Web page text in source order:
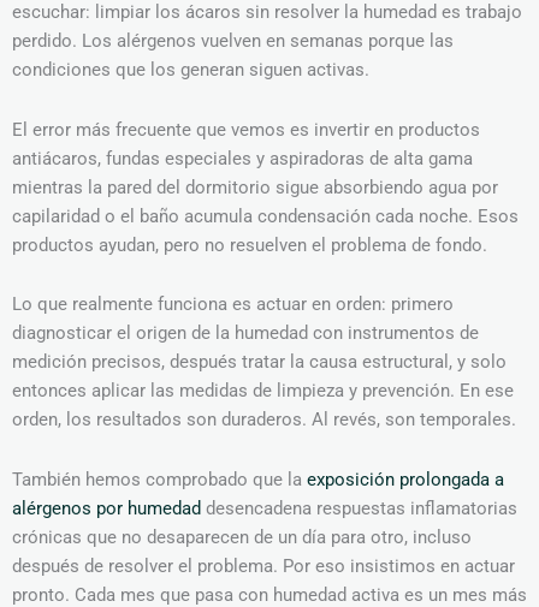
escuchar: limpiar los ácaros sin resolver la humedad es trabajo
perdido. Los alérgenos vuelven en semanas porque las
condiciones que los generan siguen activas.
El error más frecuente que vemos es invertir en productos
antiácaros, fundas especiales y aspiradoras de alta gama
mientras la pared del dormitorio sigue absorbiendo agua por
capilaridad o el baño acumula condensación cada noche. Esos
productos ayudan, pero no resuelven el problema de fondo.
Lo que realmente funciona es actuar en orden: primero
diagnosticar el origen de la humedad con instrumentos de
medición precisos, después tratar la causa estructural, y solo
entonces aplicar las medidas de limpieza y prevención. En ese
orden, los resultados son duraderos. Al revés, son temporales.
También hemos comprobado que la exposición prolongada a
alérgenos por humedad desencadena respuestas inflamatorias
crónicas que no desaparecen de un día para otro, incluso
después de resolver el problema. Por eso insistimos en actuar
pronto. Cada mes que pasa con humedad activa es un mes más